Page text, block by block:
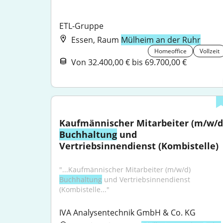
ETL-Gruppe
Essen, Raum Mülheim an der Ruhr
Homeoffice Vollzeit
Von 32.400,00 € bis 69.700,00 €
Buchhaltung und
Vertriebsinnendienst (Kombistelle)
Buchhaltung und Vertriebsinnendienst
(Kombistelle..."
IVA Analysentechnik GmbH & Co. KG